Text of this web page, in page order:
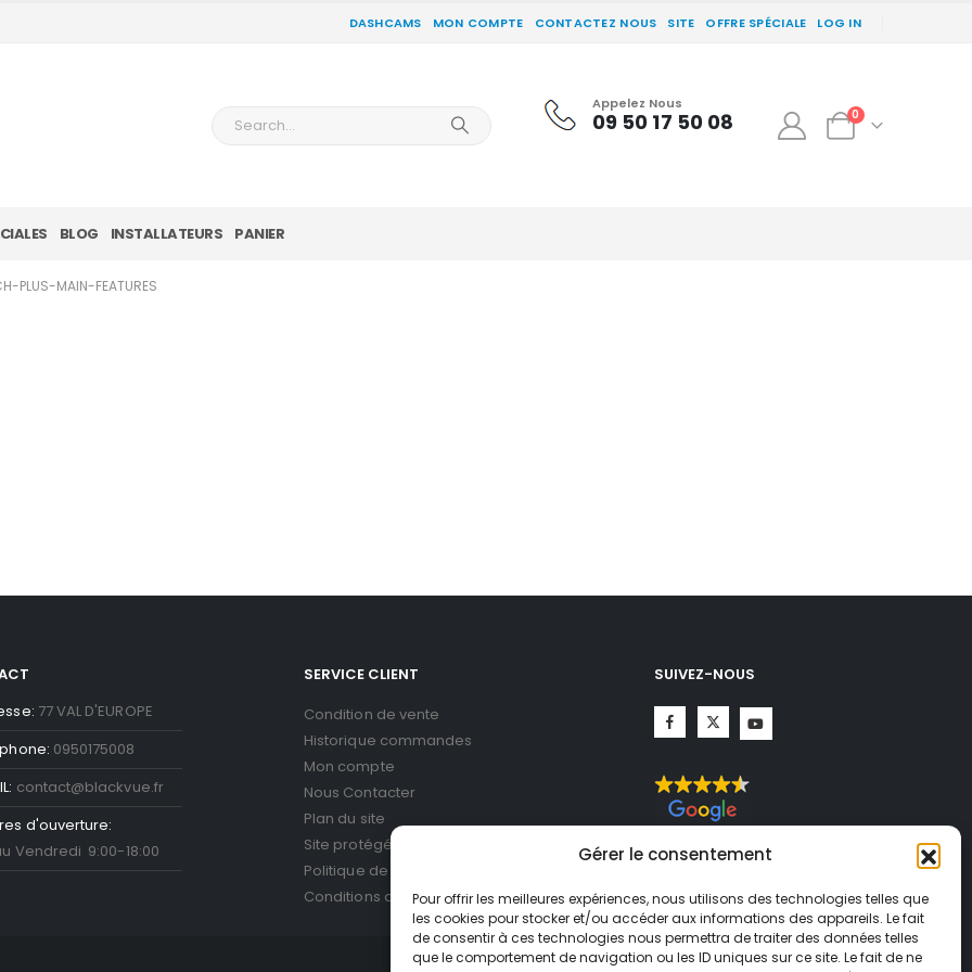
Gérer le consentement
Pour offrir les meilleures expériences, nous utilisons des technologies telles que
les cookies pour stocker et/ou accéder aux informations des appareils. Le fait
de consentir à ces technologies nous permettra de traiter des données telles
que le comportement de navigation ou les ID uniques sur ce site. Le fait de ne
DASHCAMS MON COMPTE CONTACTEZ NOUS SITE OFFRE SPÉCIALE LOG IN
Appelez Nous
09 50 17 50 08 0
BLOG INSTALLATEURS PANIER
PLUS-MAIN-FEATURES
77 VAL D'EUROPE
0950175008
contact@blackvue.fr
d'ouverture:
Vendredi 9:00-18:00
SERVICE CLIENT
Condition de vente
Historique commandes
Mon compte
Nous Contacter
Plan du site
Site protégé par reCAPTCHA.
Politique de confidentialité
Conditions d'utilisationGoogle
SUIVEZ-NOUS